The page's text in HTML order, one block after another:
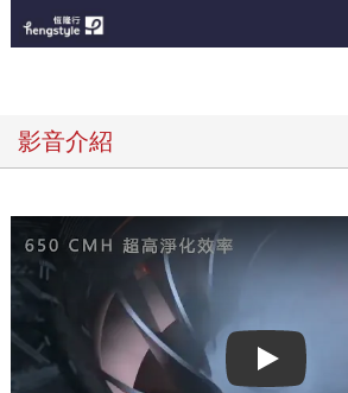
影音介紹
Play video